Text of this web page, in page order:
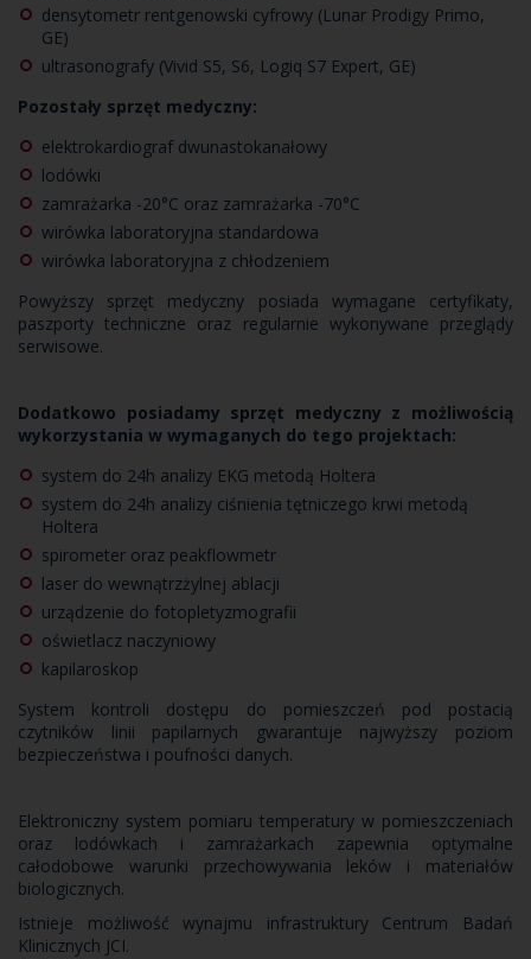
densytometr rentgenowski cyfrowy (Lunar Prodigy Primo,
GE)
ultrasonografy (Vivid S5, S6, Logiq S7 Expert, GE)
Pozostały sprzęt medyczny:
elektrokardiograf dwunastokanałowy
lodówki
zamrażarka -20°C oraz zamrażarka -70°C
wirówka laboratoryjna standardowa
wirówka laboratoryjna z chłodzeniem
Powyższy sprzęt medyczny posiada wymagane certyfikaty,
paszporty techniczne oraz regularnie wykonywane przeglądy
serwisowe.
Dodatkowo posiadamy sprzęt medyczny z możliwością
wykorzystania w wymaganych do tego projektach:
system do 24h analizy EKG metodą Holtera
system do 24h analizy ciśnienia tętniczego krwi metodą
Holtera
spirometer oraz peakflowmetr
laser do wewnątrzżylnej ablacji
urządzenie do fotopletyzmografii
oświetlacz naczyniowy
kapilaroskop
System kontroli dostępu do pomieszczeń pod postacią
czytników linii papilarnych gwarantuje najwyższy poziom
bezpieczeństwa i poufności danych.
Elektroniczny system pomiaru temperatury w pomieszczeniach
oraz lodówkach i zamrażarkach zapewnia optymalne
całodobowe warunki przechowywania leków i materiałów
biologicznych.
Istnieje możliwość wynajmu infrastruktury Centrum Badań
Klinicznych JCI.